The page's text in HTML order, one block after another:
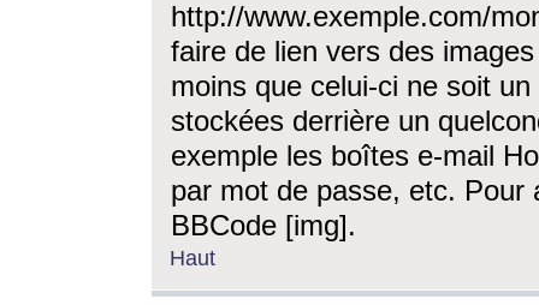
http://www.exemple.com/
faire de lien vers des
moins que celui-ci ne soit
stockées derrière un
exemple les boîtes e-mail
par mot de passe, etc. Pour
BBCode [img].
Haut